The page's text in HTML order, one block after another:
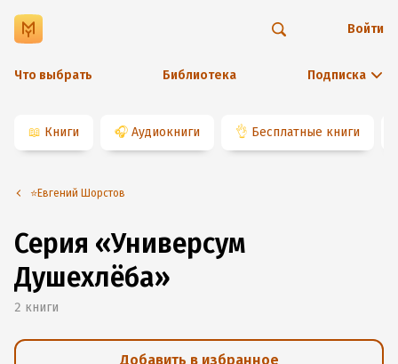
Что выбрать Библиотека Подписка
Войти
📖 Книги 🎧 Аудиокниги 👌 Бесплатные книги
⭐️Евгений Шорстов
Серия «Универсум
Душехлёба»
2 книги
Добавить в избранное